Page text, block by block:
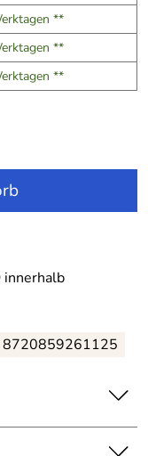
**
**
**
innerhalb
8720859261125